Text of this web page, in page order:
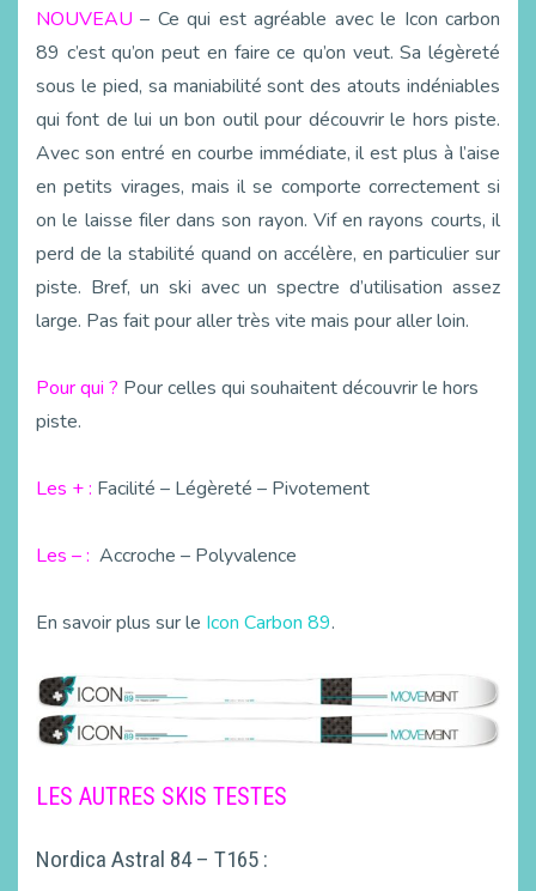
NOUVEAU – Ce qui est agréable avec le Icon carbon
89 c’est qu’on peut en faire ce qu’on veut. Sa légèreté
sous le pied, sa maniabilité sont des atouts indéniables
qui font de lui un bon outil pour découvrir le hors piste.
Avec son entré en courbe immédiate, il est plus à l’aise
en petits virages, mais il se comporte correctement si
on le laisse filer dans son rayon. Vif en rayons courts, il
perd de la stabilité quand on accélère, en particulier sur
piste. Bref, un ski avec un spectre d’utilisation assez
large. Pas fait pour aller très vite mais pour aller loin.
Pour qui ? Pour celles qui souhaitent découvrir le hors
piste.
Les + : Facilité – Légèreté – Pivotement
Les – : Accroche – Polyvalence
En savoir plus sur le Icon Carbon 89.
LES AUTRES SKIS TESTES
Nordica Astral 84 – T165 :